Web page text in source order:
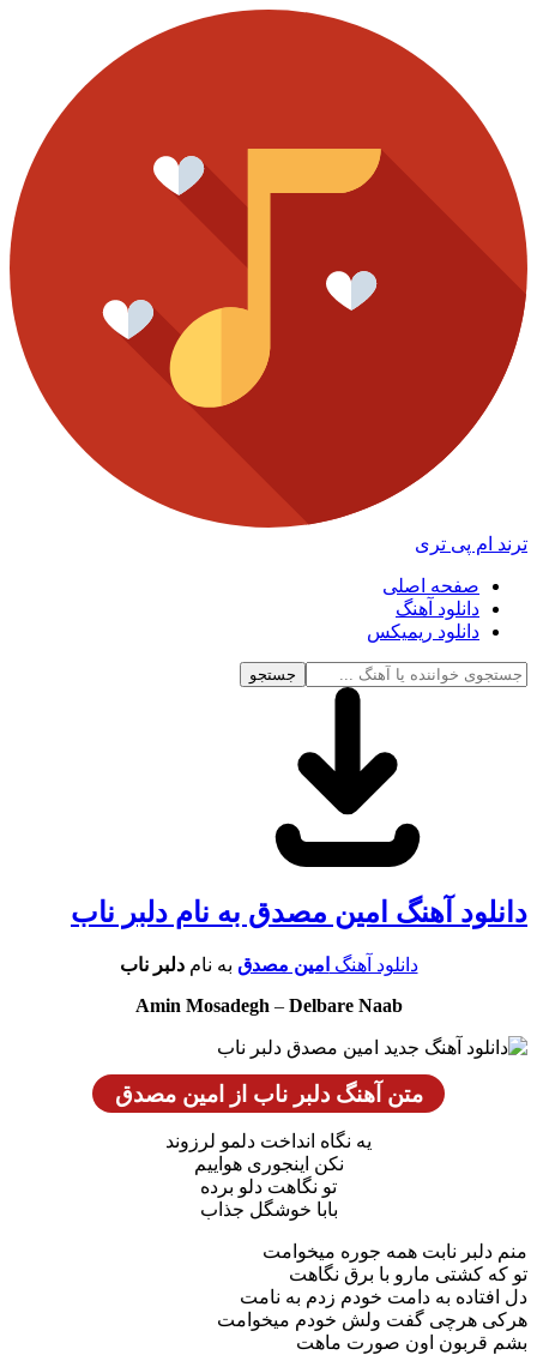
ترند ام پی تری
صفحه اصلی
دانلود آهنگ
دانلود ریمیکس
جستجو
دانلود آهنگ امین مصدق به نام دلبر ناب
دانلود آهنگ امین مصدق به نامدلبر ناب
Amin Mosadegh – Delbare Naab
متن آهنگ دلبر ناب از امین مصدق
یه نگاه انداخت دلمو لرزوند
نکن اینجوری هواییم
تو نگاهت دلو برده
بابا خوشگل جذاب
منم دلبر نابت همه جوره میخوامت
تو که کشتی مارو با برق نگاهت
دل افتاده به دامت خودم زدم به نامت
هرکی هرچی گفت ولش خودم میخوامت
بشم قربون اون صورت ماهت